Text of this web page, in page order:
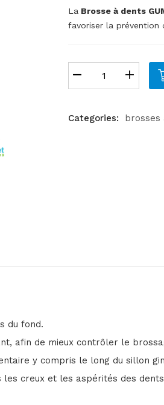
La Brosse à dents
favoriser la prévention
Categories: brosses
du fond.
afin de mieux contrôler le
y compris le long du sillon
les creux et les aspérités des